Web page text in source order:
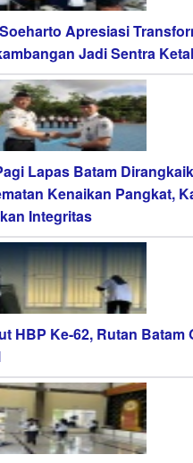
Apresiasi
Jadi Sentra
Lapas Batam
Kenaikan Pangkat,
Integritas
HBP Ke-62, Rutan Batam